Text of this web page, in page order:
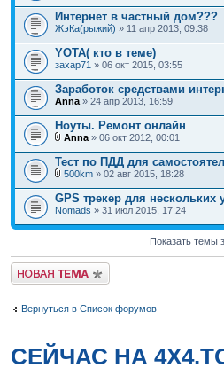
Интернет в частный дом???
ЖэКа(рыжий) » 11 апр 2013, 09:38
YOTA( кто в теме)
захар71 » 06 окт 2015, 03:55
Заработок средствами
Anna » 24 апр 2013, 16:59
Ноуты. Ремонт онлайн
Anna » 06 окт 2012, 00:01
Тест по ПДД для
500km » 02 авг 2015, 18:28
GPS трекер для нескольких
Nomads » 31 июл 2015, 17:24
Показать темы
Новая тема
Вернуться в Список форумов
СЕЙЧАС НА